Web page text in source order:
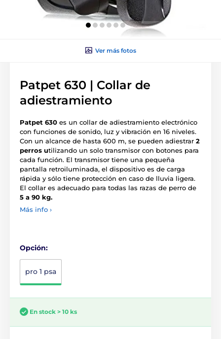
Ver más fotos
Patpet 630 | Collar de
adiestramiento
Patpet 630 es un collar de adiestramiento electrónico
con funciones de sonido, luz y vibración en 16 niveles.
Con un alcance de hasta 600 m, se pueden adiestrar 2
perros utilizando un solo transmisor con botones para
cada función. El transmisor tiene una pequeña
pantalla retroiluminada, el dispositivo es de carga
rápida y sólo tiene protección en caso de lluvia ligera.
El collar es adecuado para todas las razas de perro de
5 a 90 kg.
Más info ›
Opción:
pro 1 psa
En stock > 10 ks